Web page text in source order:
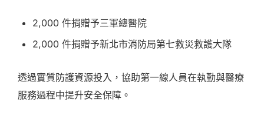
2,000 件捐贈予三軍總醫院
2,000 件捐贈予新北市消防局第七救災救護大隊
透過實質防護資源投入，協助第一線人員在執勤與醫療
服務過程中提升安全保障。